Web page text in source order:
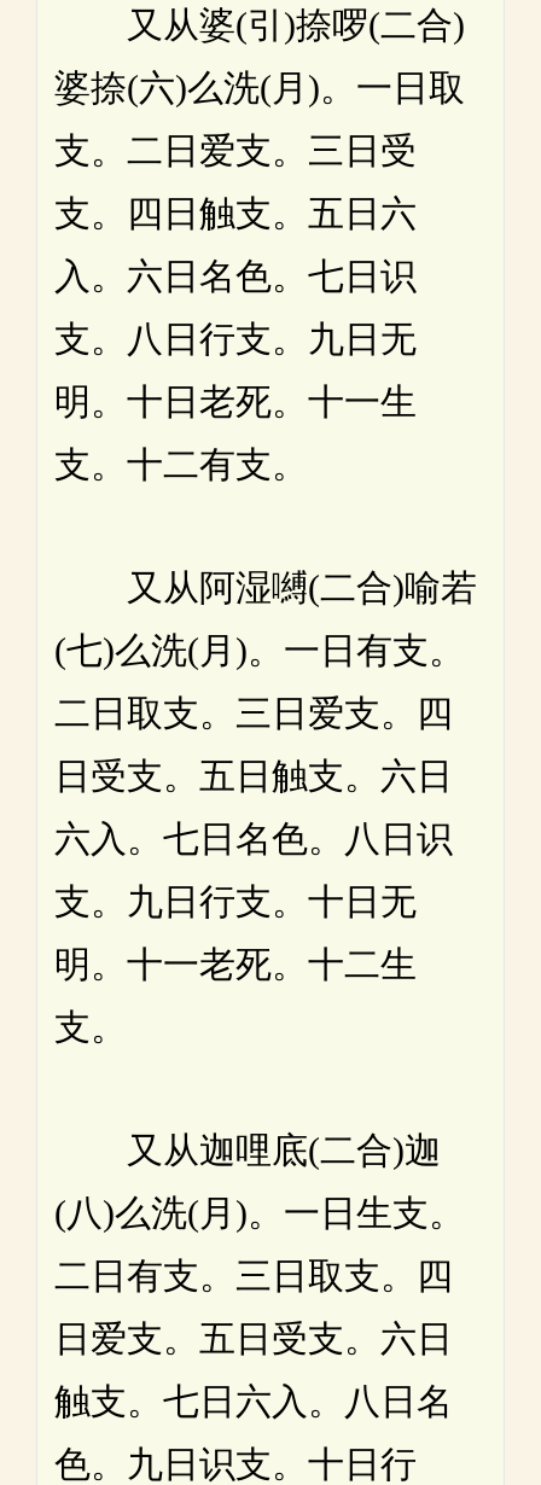
又从婆(引)捺啰(二合)
婆捺(六)么洗(月)。一日取
支。二日爱支。三日受
支。四日触支。五日六
入。六日名色。七日识
支。八日行支。九日无
明。十日老死。十一生
支。十二有支。
又从阿湿嚩(二合)喻若
(七)么洗(月)。一日有支。
二日取支。三日爱支。四
日受支。五日触支。六日
六入。七日名色。八日识
支。九日行支。十日无
明。十一老死。十二生
支。
又从迦哩底(二合)迦
(八)么洗(月)。一日生支。
二日有支。三日取支。四
日爱支。五日受支。六日
触支。七日六入。八日名
色。九日识支。十日行